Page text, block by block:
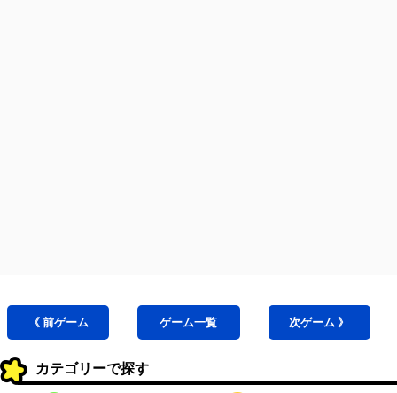
《 前ゲーム ゲーム一覧 次ゲーム 》
カテゴリーで探す